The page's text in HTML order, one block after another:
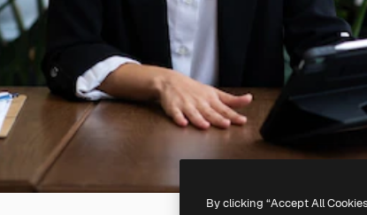
By clicking “Accept All